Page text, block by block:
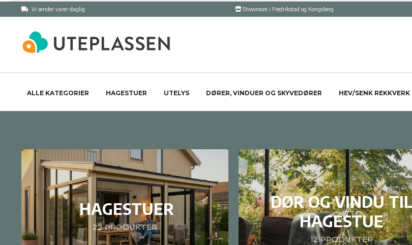
Vi sender varer daglig Showroom i Fredrikstad og Kongsberg
ALLE KATEGORIER HAGESTUER UTELYS DØRER, VINDUER OG SKYVEDØRER HEV/SENK REKKVERK
HAGESTUER
22PRODUKTER
DØR OG VINDU
HAGESTUE
12PRODUKTER